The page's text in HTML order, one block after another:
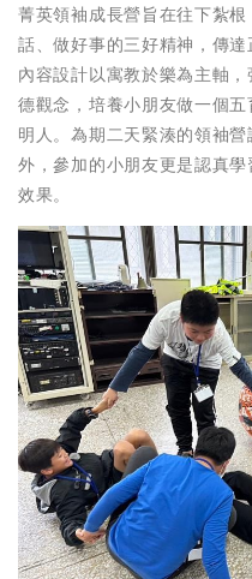
菁英領袖成長營旨在往下紮
話、做好事的三好精神，傳
內容設計以寓教於樂為主軸
德觀念，培養小朋友做一個
明人。為期二天緊湊的領袖
外，參加的小朋友更是認真
效果。